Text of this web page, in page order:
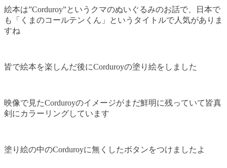
絵本は”Corduroy”というクマのぬいぐるみのお話で、日本で
も「くまのコールテンくん」というタイトルで人気がありま
すね
皆で絵本を楽しんだ後にCorduroyの塗り絵をしました
映像で見たCorduroyのイメージがまだ鮮明に残っていて皆真
剣にカラーリングしています
塗り絵の中のCorduroyに無くしたボタンをつけましたよ